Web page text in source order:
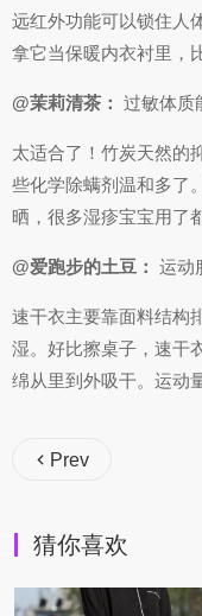
远红外功能可以锁住人
拿它当保暖内衣衬里，
@茉莉清茶： 过敏体质
太适合了！竹炭天然的
些化学除螨剂温和多了
晒，很多湿疹宝宝用了
@爱跑步的土豆： 运动
速干衣主要靠面料结构
湿。好比擦桌子，速干
绵从里到外吸干。运动
Prev
猜你喜欢